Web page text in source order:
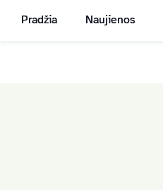
Pradžia Naujienos